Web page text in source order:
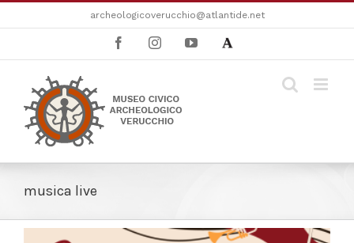
al
archeologicoverucchio@atlantide.net
FacebookInstagramYouTubeAcademia
musica live